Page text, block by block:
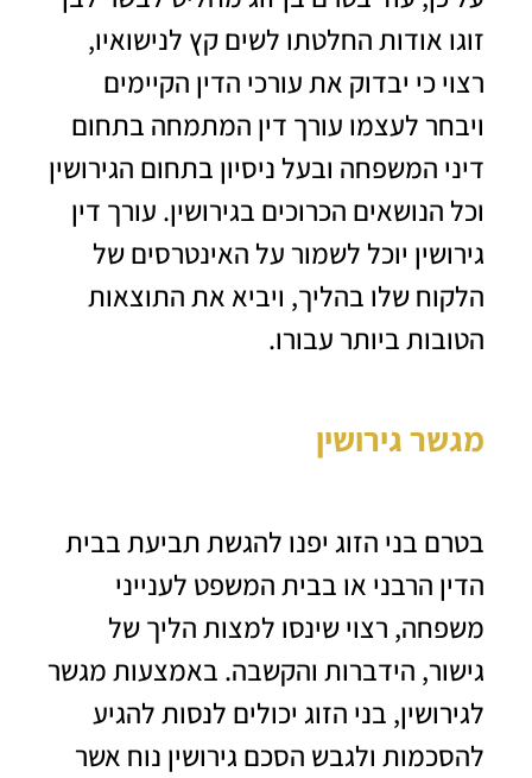
זוגו אודות החלטתו לשים קץ לנישואיו,
רצוי כי יבדוק את עורכי הדין הקיימים
ויבחר לעצמו עורך דין המתמחה בתחום
דיני המשפחה ובעל ניסיון בתחום הגירושין
וכל הנושאים הכרוכים בגירושין. עורך דין
גירושין יוכל לשמור על האינטרסים של
הלקוח שלו בהליך, ויביא את התוצאות
הטובות ביותר עבורו.
מגשר גירושין
בטרם בני הזוג יפנו להגשת תביעת בבית
הדין הרבני או בבית המשפט לענייני
משפחה, רצוי שינסו למצות הליך של
גישור, הידברות והקשבה. באמצעות מגשר
לגירושין, בני הזוג יכולים לנסות להגיע
להסכמות ולגבש הסכם גירושין נוח אשר